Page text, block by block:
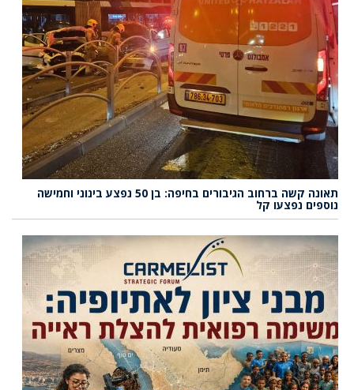
תאונה קשה ברחוב הגיבורים בחיפה: בן 50 נפצע בינוני וחמישה
נוספים נפצעו קל